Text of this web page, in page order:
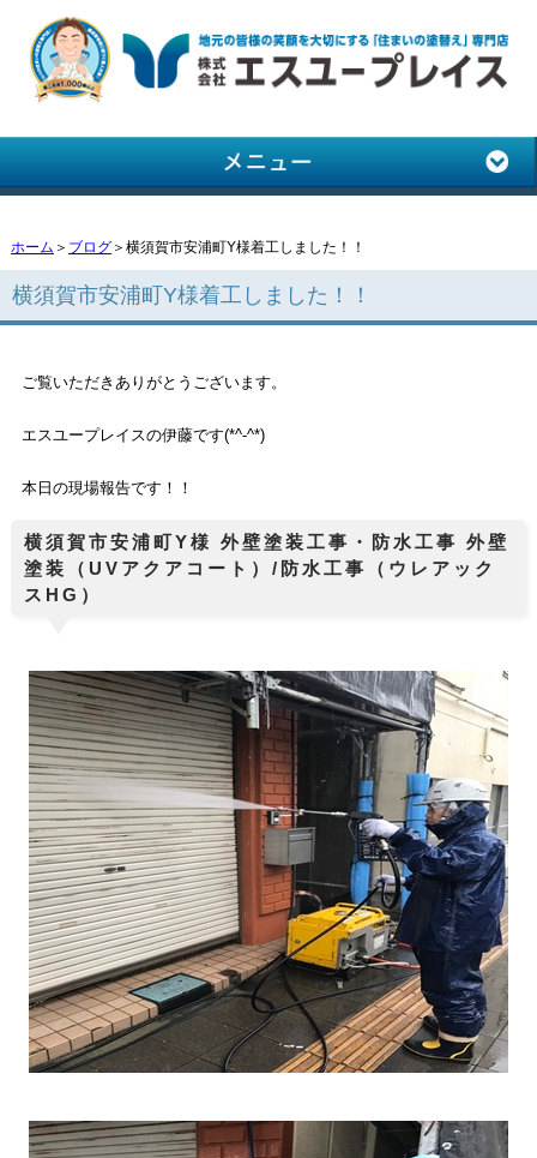
ホーム ＞ ブログ＞横須賀市安浦町Y様着工しました！！
横須賀市安浦町Y様着工しました！！
ご覧いただきありがとうございます。
エスユープレイスの伊藤です(*^-^*)
本日の現場報告です！！
横須賀市安浦町Y様 外壁塗装工事・防水工事 外壁
塗装（UVアクアコート）/防水工事（ウレアック
スHG）